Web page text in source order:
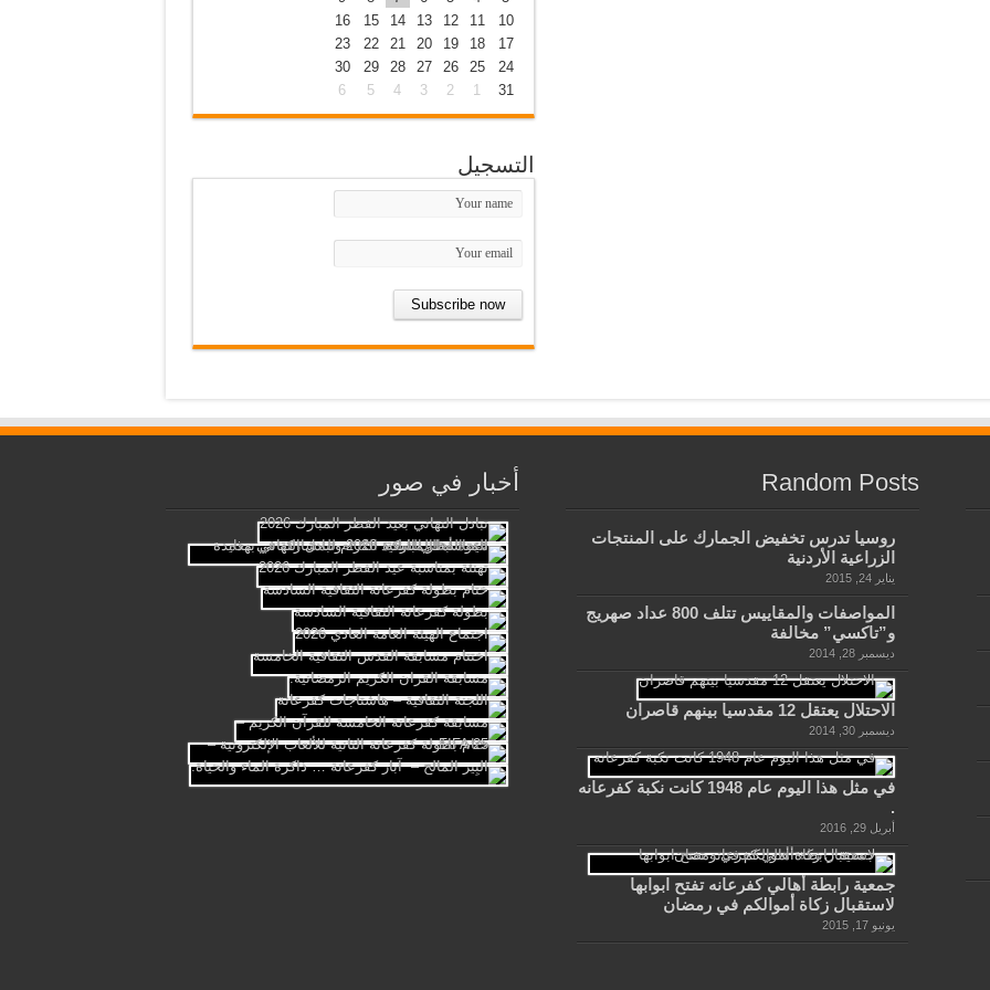
10
11
12
13
14
15
16
17
18
19
20
21
22
23
24
25
26
27
28
29
30
31
1
2
3
4
5
6
التسجيل
Random Posts
روسيا تدرس تخفيض الجمارك على المنتجات
الزراعية الأردنية
يناير 24, 2015
المواصفات والمقاييس تتلف 800 عداد صهريج
و”تاكسي” مخالفة
ديسمبر 28, 2014
الاحتلال يعتقل 12 مقدسيا بينهم قاصران
ديسمبر 30, 2014
في مثل هذا اليوم عام 1948 كانت نكبة كفرعانه
.
أبريل 29, 2016
جمعية رابطة أهالي كفرعانه تفتح ابوابها
لاستقبال زكاة أموالكم في رمضان
يونيو 17, 2015
أخبار في صور